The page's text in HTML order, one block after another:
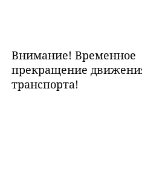
Внимание! Временное
прекращение
транспорта!